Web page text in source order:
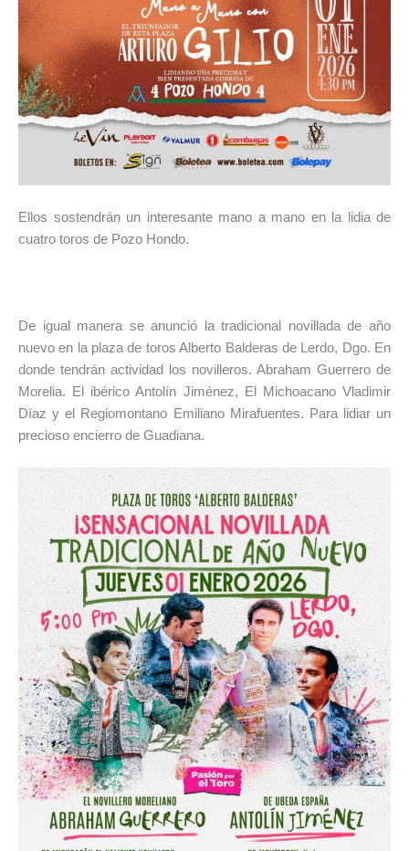
Ellos sostendrán un interesante mano a mano en la lidia de
cuatro toros de Pozo Hondo.
De igual manera se anunció la tradicional novillada de año
nuevo en la plaza de toros Alberto Balderas de Lerdo, Dgo. En
donde tendrán actividad los novilleros. Abraham Guerrero de
Morelia. El ibérico Antolín Jiménez, El Michoacano Vladimir
Díaz y el Regiomontano Emiliano Mirafuentes. Para lidiar un
precioso encierro de Guadiana.